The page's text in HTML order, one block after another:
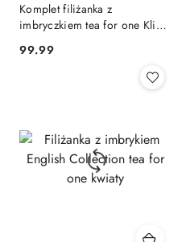
Komplet filiżanka z
imbryczkiem tea for one Klimt
Cena:
99.99